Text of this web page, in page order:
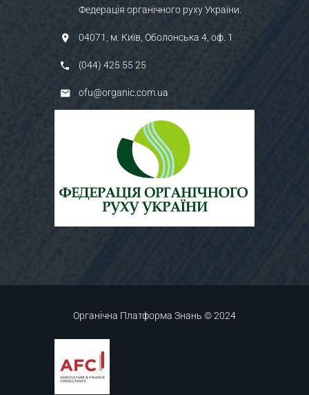
Федерація органічного руху України.
04071, м. Київ, Оболонська 4, оф. 1
(044) 425 55 25
ofu@organic.com.ua
Органічна Платформа Знань © 2024